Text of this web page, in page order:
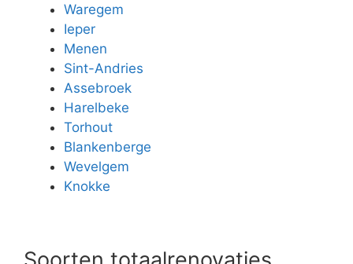
Waregem
Ieper
Menen
Sint-Andries
Assebroek
Harelbeke
Torhout
Blankenberge
Wevelgem
Knokke